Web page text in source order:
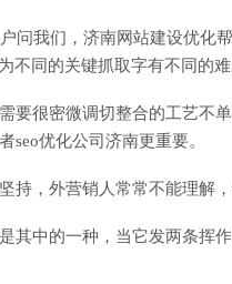
问我们，济南网站建设优化
不同的关键抓取字有不同的
要很密微调切整合的工艺不
seo优化公司济南更重要。
持，外营销人常常不能理解
其中的一种，当它发两条挥